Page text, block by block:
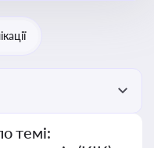
і витрат
темі: